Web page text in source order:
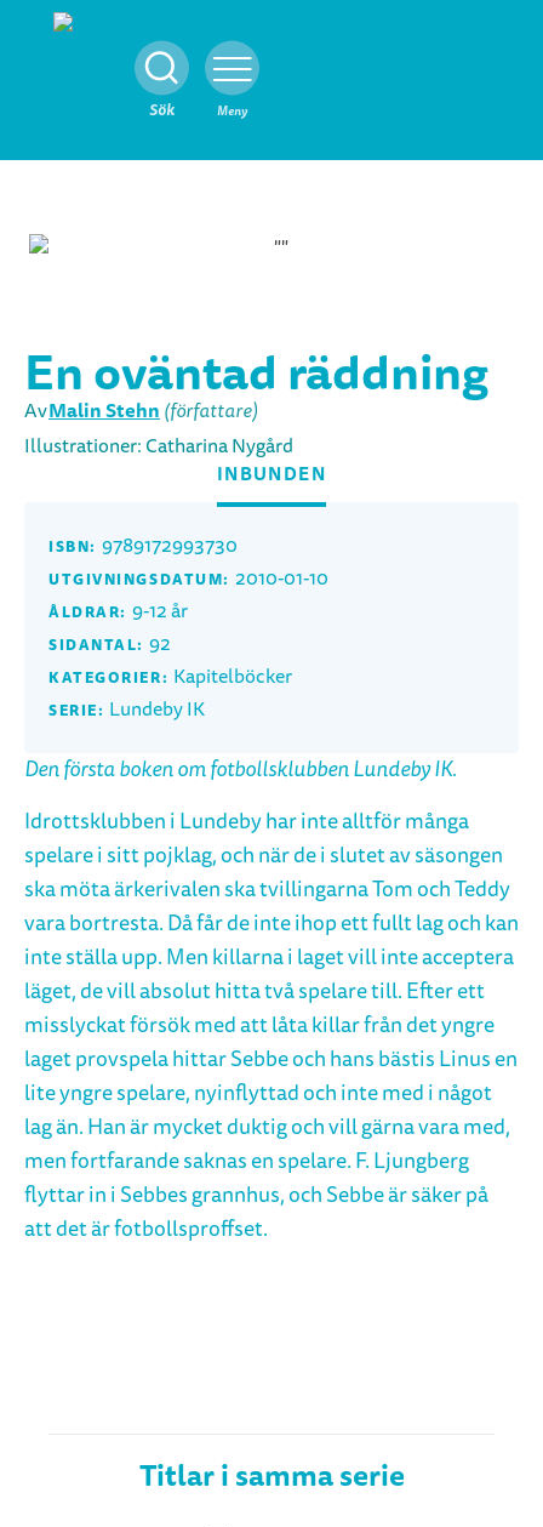
Sök
Stäng Meny
En oväntad räddning
AvMalin Stehn (författare)
Illustrationer: Catharina Nygård
INBUNDEN
ISBN: 9789172993730
UTGIVNINGSDATUM: 2010-01-10
ÅLDRAR: 9-12 år
SIDANTAL: 92
KATEGORIER: Kapitelböcker
SERIE: Lundeby IK
Den första boken om fotbollsklubben Lundeby IK.
Idrottsklubben i Lundeby har inte alltför många
spelare i sitt pojklag, och när de i slutet av säsongen
ska möta ärkerivalen ska tvillingarna Tom och Teddy
vara bortresta. Då får de inte ihop ett fullt lag och kan
inte ställa upp. Men killarna i laget vill inte acceptera
läget, de vill absolut hitta två spelare till. Efter ett
misslyckat försök med att låta killar från det yngre
laget provspela hittar Sebbe och hans bästis Linus en
lite yngre spelare, nyinflyttad och inte med i något
lag än. Han är mycket duktig och vill gärna vara med,
men fortfarande saknas en spelare. F. Ljungberg
flyttar in i Sebbes grannhus, och Sebbe är säker på
att det är fotbollsproffset.
Titlar i samma serie